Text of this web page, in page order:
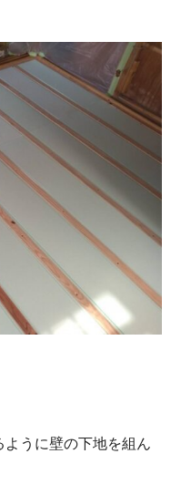
うに壁の下地を組ん